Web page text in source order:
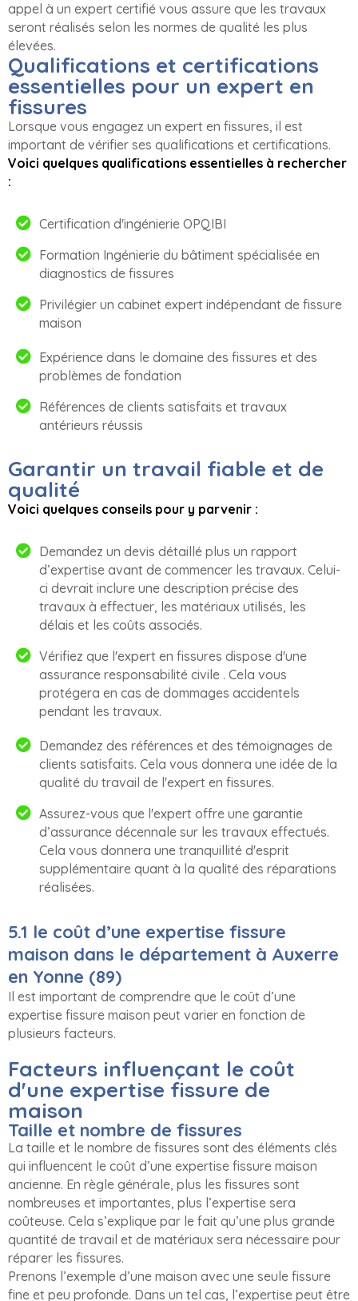
appel à un expert certifié vous assure que les travaux
seront réalisés selon les normes de qualité les plus
élevées.
Qualifications et certifications
essentielles pour un expert en
fissures
Lorsque vous engagez un expert en fissures, il est
important de vérifier ses qualifications et certifications.
Voici quelques qualifications essentielles à rechercher
:
Certification d'ingénierie OPQIBI
Formation Ingénierie du bâtiment spécialisée en
diagnostics de fissures
Privilégier un cabinet expert indépendant de fissure
maison
Expérience dans le domaine des fissures et des
problèmes de fondation
Références de clients satisfaits et travaux
antérieurs réussis
Garantir un travail fiable et de
qualité
Voici quelques conseils pour y parvenir :
Demandez un devis détaillé plus un rapport
d’expertise avant de commencer les travaux. Celui-
ci devrait inclure une description précise des
travaux à effectuer, les matériaux utilisés, les
délais et les coûts associés.
Vérifiez que l'expert en fissures dispose d'une
assurance responsabilité civile . Cela vous
protégera en cas de dommages accidentels
pendant les travaux.
Demandez des références et des témoignages de
clients satisfaits. Cela vous donnera une idée de la
qualité du travail de l'expert en fissures.
Assurez-vous que l'expert offre une garantie
d’assurance décennale sur les travaux effectués.
Cela vous donnera une tranquillité d'esprit
supplémentaire quant à la qualité des réparations
réalisées.
5.1 le coût d’une expertise fissure
maison dans le département à Auxerre
en Yonne (89)
Il est important de comprendre que le coût d’une
expertise fissure maison peut varier en fonction de
plusieurs facteurs.
Facteurs influençant le coût
d'une expertise fissure de
maison
Taille et nombre de fissures
La taille et le nombre de fissures sont des éléments clés
qui influencent le coût d’une expertise fissure maison
ancienne. En règle générale, plus les fissures sont
nombreuses et importantes, plus l’expertise sera
coûteuse. Cela s’explique par le fait qu’une plus grande
quantité de travail et de matériaux sera nécessaire pour
réparer les fissures.
Prenons l’exemple d’une maison avec une seule fissure
fine et peu profonde. Dans un tel cas, l’expertise peut être